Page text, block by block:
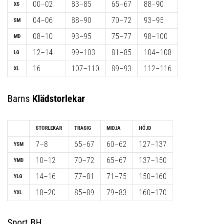
XS
SM
MD
LG
XL
00–02
04–06
08–10
12–14
16
83–85
88–90
93–95
99–103
107–110
65–67
70–72
75–77
81–85
89–93
88–90
93–95
98–100
104–108
112–116
Barns Klädstorlekar
YSM
YMD
YLG
YXL
STORLEKAR
7–8
10–12
14–16
18–20
TRASIG
65–67
70–72
77–81
85–89
MIDJA
60–62
65–67
71–75
79–83
HÖJD
127–137
137–150
150–160
160–170